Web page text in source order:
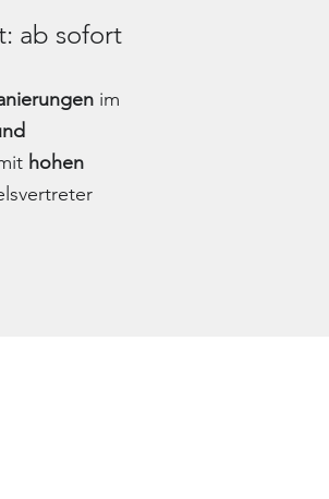
ab sofort
im
hohen